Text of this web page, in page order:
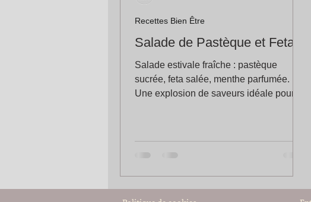
Salade de Pastèque et Feta
Salade estivale fraîche : pastèque
sucrée, feta salée, menthe parfumée.
Une explosion de saveurs idéale pour
Recettes Bien Être